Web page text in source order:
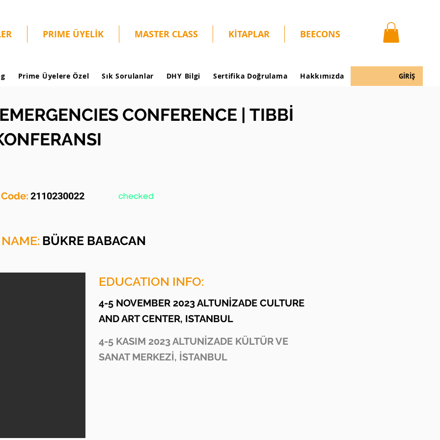
PRIME ÜYELİK MASTER CLASS KİTAPLAR BEECONS
Prime Üyelere Özel Sık Sorulanlar DHY Bilgi Sertifika Doğrulama Hakkımızda GİRİŞ
CONFERENCE | TIBBİ
2110230022 checked
BÜKRE BABACAN
EDUCATION INFO:
4-5 NOVEMBER 2023 ALTUNİZADE CULTURE
AND ART CENTER, ISTANBUL
4-5 KASIM 2023 ALTUNİZADE KÜLTÜR VE
SANAT MERKEZİ, İSTANBUL